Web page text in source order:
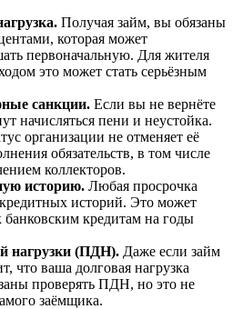
Получая займ, вы обязаны
которая может
первоначальную. Для жителя
это может стать серьёзным
санкции. Если вы не вернёте
начисляться пени и неустойка.
организации не отменяет её
обязательств, в том числе
коллекторов.
историю. Любая просрочка
историй. Это может
банковским кредитам на годы
нагрузки (ПДН). Даже если займ
что ваша долговая нагрузка
проверять ПДН, но это не
заёмщика.